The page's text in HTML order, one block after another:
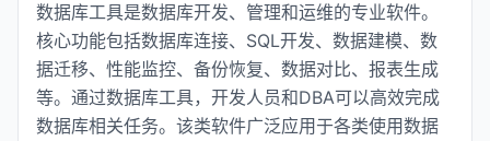
数据库工具是数据库开发、管理和运维的专业软件。
核心功能包括数据库连接、SQL开发、数据建模、数
据迁移、性能监控、备份恢复、数据对比、报表生成
等。通过数据库工具，开发人员和DBA可以高效完成
数据库相关任务。该类软件广泛应用于各类使用数据